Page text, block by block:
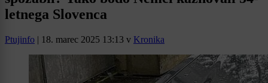
letnega Slovenca
Ptujinfo | 18. marec 2025 13:13 v Kronika